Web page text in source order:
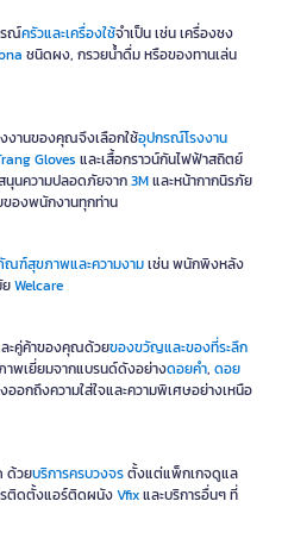
รณ์ครัวและเครื่องใช้จำเป็น เช่น เครื่องชง
ชนิดผง, กรวยน้ำดื่ม หรือของทานเล่น
งานของคุณจึงเลือกใช้อุปกรณ์โรงงาน
Gloves และเสื้อกราวน์กันไฟฟ้าสถิตย์
นความปลอดภัยจาก3Mและหน้ากากนิรภัย
ของพนักงานทุกท่าน
ฑ์สุขภาพและความงามเช่น พนักพิงหลัง
Welcare
ละคู่ค้าของคุณด้วยของขวัญและของที่ระลึก
พเยี่ยมจากแบรนด์ดังอย่างดอยคำ, ดอย
อกถึงความใส่ใจและความพิเศษอย่างเหนือ
ด้วยบริการครบวงจรตั้งแต่แพ็กเกจดูแล
รติดตั้งแอร์ติดผนังVfixและบริการอื่นๆ ที่